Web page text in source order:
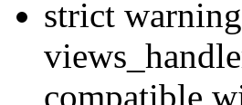
strict
compatible